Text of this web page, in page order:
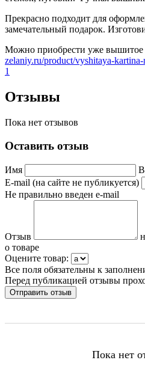
Прекрасно подходит для
замечательный подарок.
Можно приобрести уже вышитое
zelaniy.ru/product/vyshitaya-
1
Отзывы
Пока нет отзывов
Оставить отзыв
Имя
E-mail (на сайте не публикуется)
Не правильно введен e-mail
Отзыв
о товаре
Оцените товар:
Все поля обязательны к
Перед публикацией отзывы
Пока нет